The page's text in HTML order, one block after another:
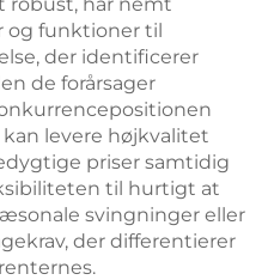
og funktioner til
der identificerer
de forårsager
levere højkvalitet
priser samtidig
til hurtigt at
svingninger eller
der differentierer